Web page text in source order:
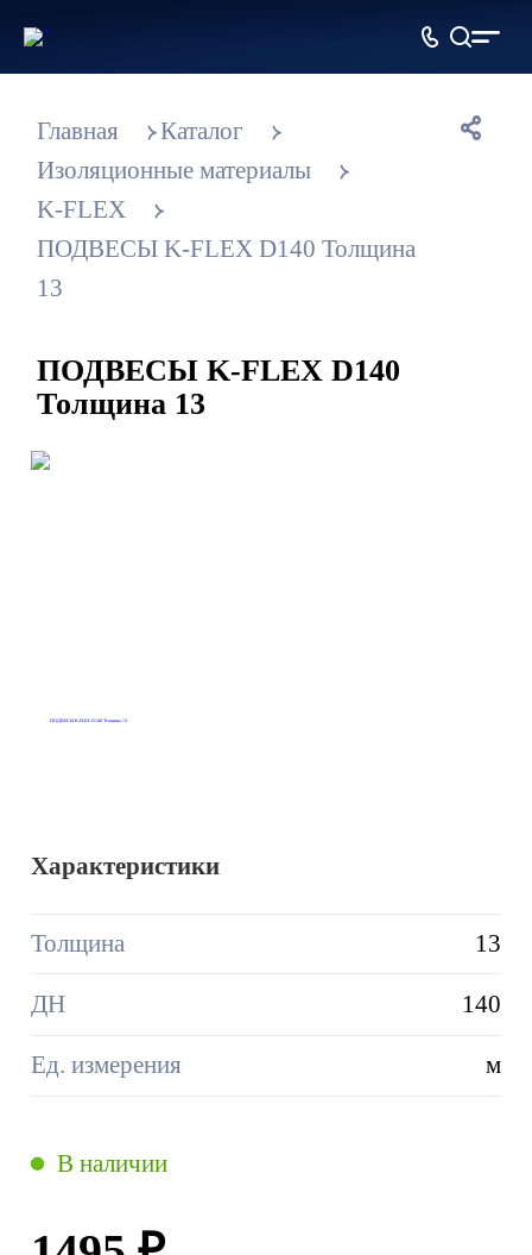
Главная
Каталог
Изоляционные материалы
K-FLEX
ПОДВЕСЫ K-FLEX D140 Толщина
13
ПОДВЕСЫ K-FLEX D140
Толщина 13
Характеристики
Толщина 13
ДН 140
Ед. измерения м
В наличии